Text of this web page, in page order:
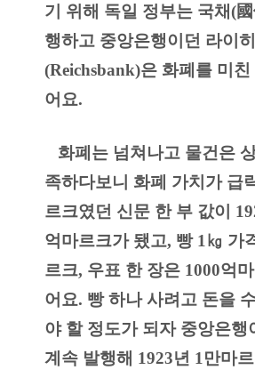
기 위해 독일 정부는 국채(
행하고 중앙은행이던 라이
(Reichsbank)은 화폐를 미
어요.
족하다보니 화폐 가치가 급
르크였던 신문 한 부 값이
억마르크가 됐고, 빵 1㎏ 가
르크, 우표 한 장은 1000억
어요. 빵 하나 사려고 돈을
야 할 정도가 되자 중앙은행
계속 발행해 1923년 1만마